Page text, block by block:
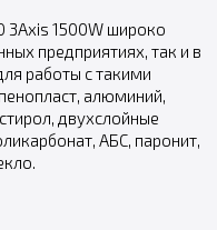
1500W широко
предприятиях, так и в
работы с такими
алюминий,
двухслойные
АБС, паронит,